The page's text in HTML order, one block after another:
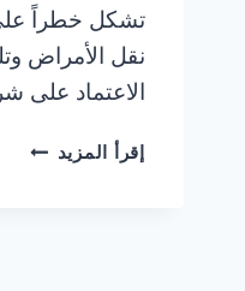
تشكل خطراً
نقل الأمراض
الاعتماد على
إقرأ المزيد شركة